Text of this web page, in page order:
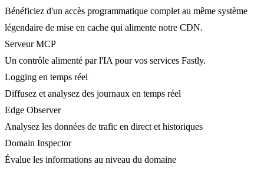
Bénéficiez d'un accès programmatique complet au même système
légendaire de mise en cache qui alimente notre CDN.
Serveur MCP
Un contrôle alimenté par l'IA pour vos services Fastly.
Logging en temps réel
Diffusez et analysez des journaux en temps réel
Edge Observer
Analysez les données de trafic en direct et historiques
Domain Inspector
Évalue les informations au niveau du domaine